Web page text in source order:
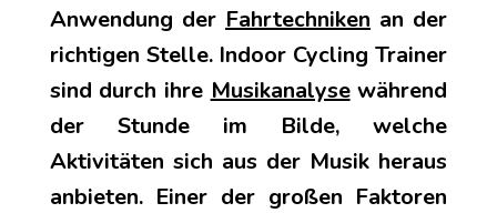
Anwendung der Fahrtechniken an der
richtigen Stelle. Indoor Cycling Trainer
sind durch ihre Musikanalysewährend
der Stunde im Bilde, welche
Aktivitäten sich aus der Musik heraus
anbieten. Einer der großen Faktoren